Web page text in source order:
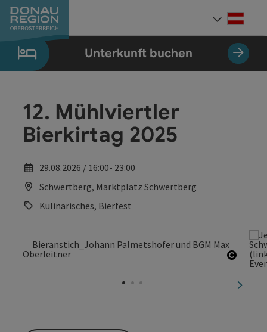
Zum Inhalt
Zur Navigation
Zum Seitenanfang
Zur Kontaktseite
Zum Impressum
Zur Startseite
Unterkunft buchen
12. Mühlviertler
Bierkirtag 2025
29.08.2026 / 16:00- 23:00
Schwertberg, Marktplatz Schwertberg
Kulinarisches, Bierfest